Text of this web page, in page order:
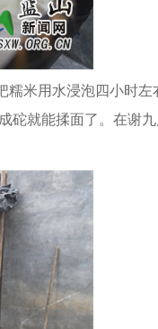
米用水浸泡四小时
砣就能揉面了。在谢